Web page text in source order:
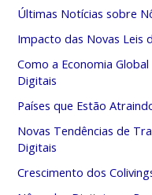
Últimas Notícias sobre
Impacto das Novas Leis
Como a Economia
Digitais
Países que Estão
Novas Tendências de
Digitais
Crescimento dos